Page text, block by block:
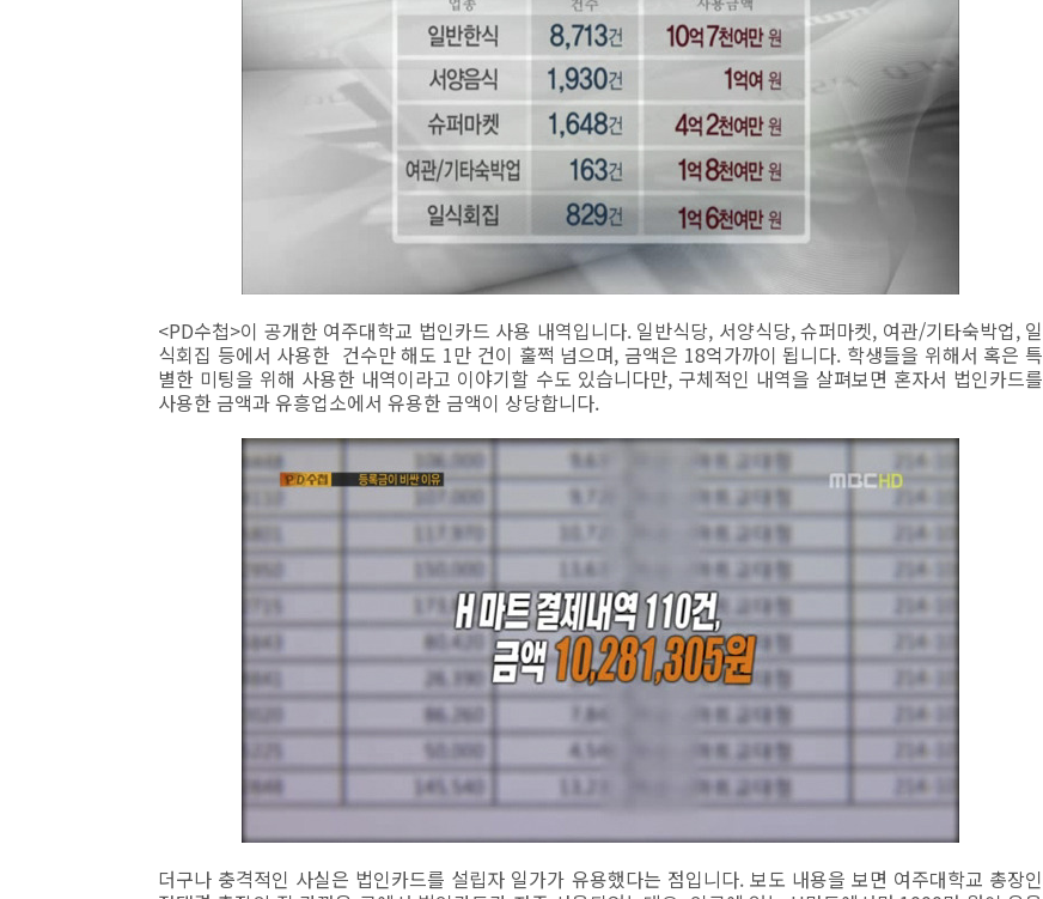
<PD수첩>이 공개한 여주대학교 법인카드 사용 내역입니다. 일반식당, 서양식당, 슈퍼마켓, 여관/기타숙박업, 일
식회집 등에서 사용한 건수만 해도 1만 건이 훌쩍 넘으며, 금액은 18억가까이 됩니다. 학생들을 위해서 혹은 특
별한 미팅을 위해 사용한 내역이라고 이야기할 수도 있습니다만, 구체적인 내역을 살펴보면 혼자서 법인카드를
사용한 금액과 유흥업소에서 유용한 금액이 상당합니다.
더구나 충격적인 사실은 법인카드를 설립자 일가가 유용했다는 점입니다. 보도 내용을 보면 여주대학교 총장인